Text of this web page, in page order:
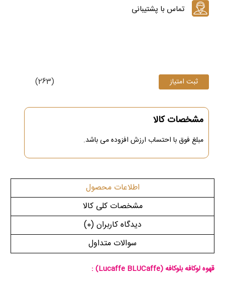
(263)
مشخصات کالا
مبلغ فوق با احتساب ارزش افزوده می باشد.
اطلاعات محصول
مشخصات کلی کالا
دیدگاه کاربران(0)
سوالات متداول
قهوه لوکافه بلوکافه (Lucaffe BLUCaffe) :